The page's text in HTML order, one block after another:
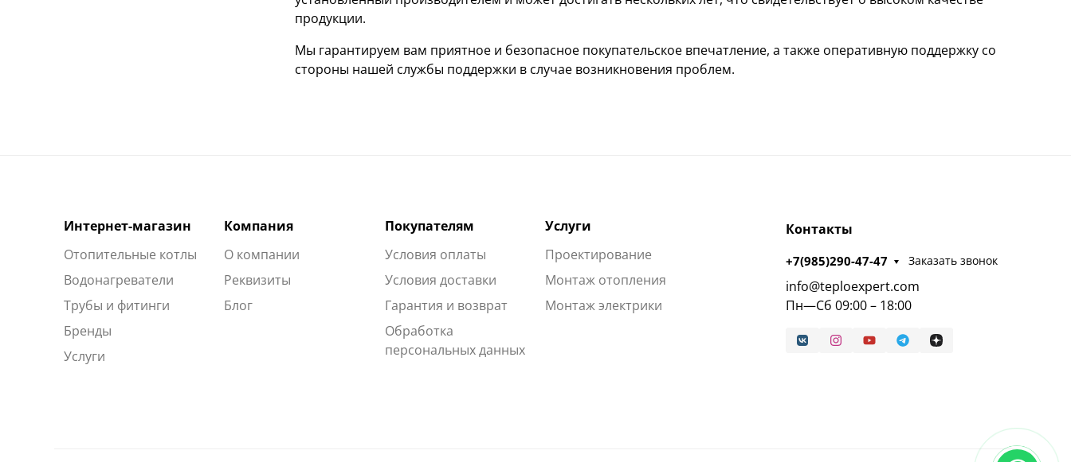
продукции.
Мы гарантируем вам приятное и безопасное покупательское впечатление, а также оперативную поддержку со
стороны нашей службы поддержки в случае возникновения проблем.
Интернет-магазин
Отопительные котлы
Водонагреватели
Трубы и фитинги
Бренды
Услуги
Компания
О компании
Реквизиты
Блог
Покупателям
Условия оплаты
Условия доставки
Гарантия и возврат
Обработка
персональных данных
Услуги
Проектирование
Монтаж отопления
Монтаж электрики
Контакты
+7(985)290-47-47 Заказать звонок
info@teploexpert.com
Пн—Сб 09:00 – 18:00